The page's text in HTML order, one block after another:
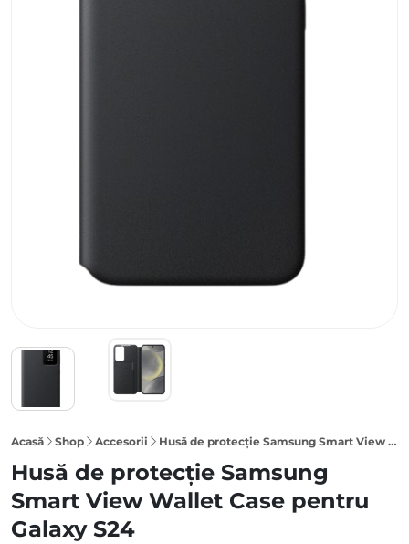
Acasă Shop Accesorii Husă de protecție Samsung Smart View Wallet Case pentru Galaxy S24, Black
Husă de protecție Samsung
Smart View Wallet Case pentru
Galaxy S24